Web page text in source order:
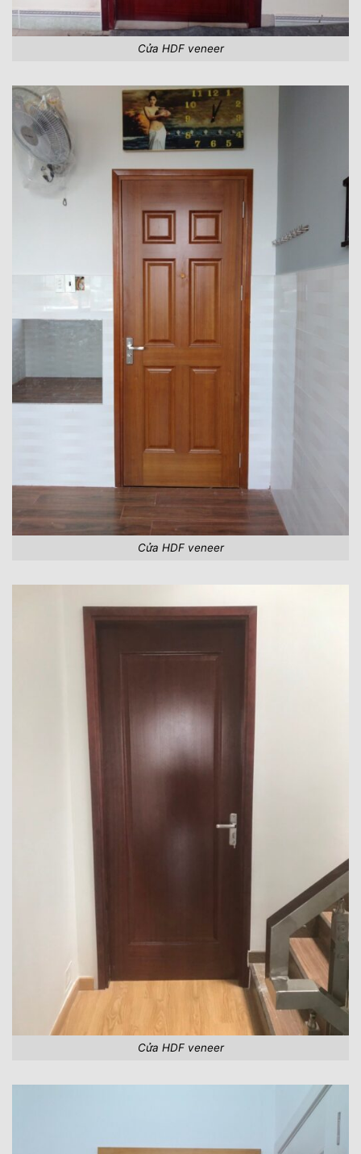
Cửa HDF veneer
Cửa HDF veneer
Cửa HDF veneer